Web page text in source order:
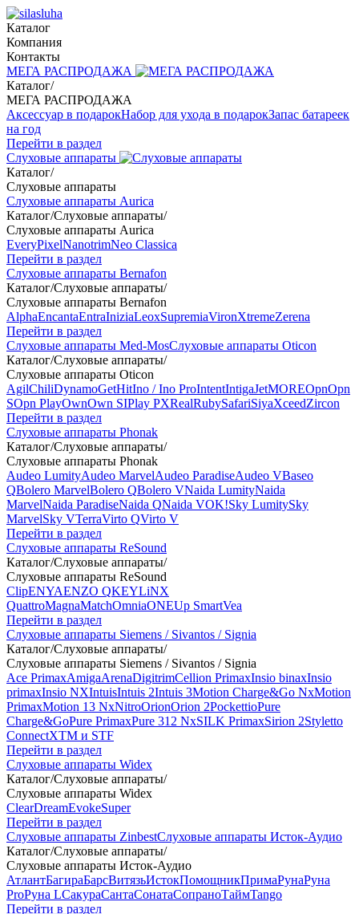
Каталог
Компания
Контакты
МЕГА РАСПРОДАЖА
Каталог/
МЕГА РАСПРОДАЖА
Аксессуар в подарокНабор для ухода в подарокЗапас батареек
на год
Перейти в раздел
Слуховые аппараты
Каталог/
Слуховые аппараты
Слуховые аппараты Aurica
Каталог/Слуховые аппараты/
Слуховые аппараты Aurica
EveryPixelNanotrimNeo Classica
Перейти в раздел
Слуховые аппараты Bernafon
Каталог/Слуховые аппараты/
Слуховые аппараты Bernafon
AlphaEncantaEntraIniziaLeoxSupremiaVironXtremeZerena
Перейти в раздел
Слуховые аппараты Med-MosСлуховые аппараты Oticon
Каталог/Слуховые аппараты/
Слуховые аппараты Oticon
AgilChiliDynamoGetHitIno / Ino ProIntentIntigaJetMOREOpnOpn
SOpn PlayOwnOwn SIPlay PXRealRubySafariSiyaXceedZircon
Перейти в раздел
Слуховые аппараты Phonak
Каталог/Слуховые аппараты/
Слуховые аппараты Phonak
Audeo LumityAudeo MarvelAudeo ParadiseAudeo VBaseo
QBolero MarvelBolero QBolero VNaida LumityNaida
MarvelNaida ParadiseNaida QNaida VOK!Sky LumitySky
MarvelSky VTerraVirto QVirto V
Перейти в раздел
Слуховые аппараты ReSound
Каталог/Слуховые аппараты/
Слуховые аппараты ReSound
ClipENYAENZO QKEYLiNX
QuattroMagnaMatchOmniaONEUp SmartVea
Перейти в раздел
Слуховые аппараты Siemens / Sivantos / Signia
Каталог/Слуховые аппараты/
Слуховые аппараты Siemens / Sivantos / Signia
Ace PrimaxAmigaArenaDigitrimCellion PrimaxInsio binaxInsio
primaxInsio NXIntuisIntuis 2Intuis 3Motion Charge&Go NxMotion
PrimaxMotion 13 NxNitroOrionOrion 2PockettioPure
Charge&GoPure PrimaxPure 312 NxSILK PrimaxSirion 2Styletto
ConnectXTM и STF
Перейти в раздел
Слуховые аппараты Widex
Каталог/Слуховые аппараты/
Слуховые аппараты Widex
ClearDreamEvokeSuper
Перейти в раздел
Слуховые аппараты ZinbestСлуховые аппараты Исток-Аудио
Каталог/Слуховые аппараты/
Слуховые аппараты Исток-Аудио
АтлантБагираБарсВитязьИстокПомощникПримаРунаРуна
ProРуна LСакураСантаСонатаСопраноТаймTango
Перейти в раздел